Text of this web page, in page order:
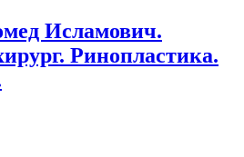
Исламович.
Ринопластика.